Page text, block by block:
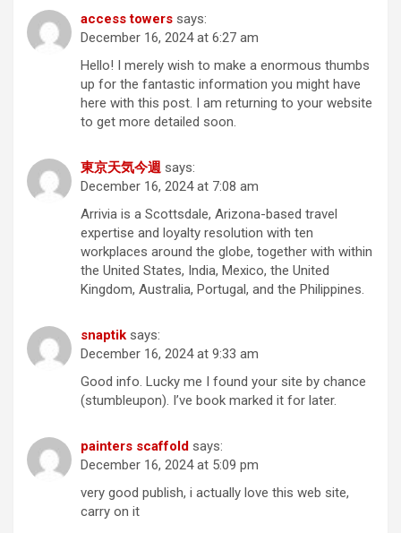
access towers says:
December 16, 2024 at 6:27 am
Hello! I merely wish to make a enormous thumbs
up for the fantastic information you might have
here with this post. I am returning to your website
to get more detailed soon.
東京天気今週 says:
December 16, 2024 at 7:08 am
Arrivia is a Scottsdale, Arizona-based travel
expertise and loyalty resolution with ten
workplaces around the globe, together with within
the United States, India, Mexico, the United
Kingdom, Australia, Portugal, and the Philippines.
snaptik says:
December 16, 2024 at 9:33 am
Good info. Lucky me I found your site by chance
(stumbleupon). I’ve book marked it for later.
painters scaffold says:
December 16, 2024 at 5:09 pm
very good publish, i actually love this web site,
carry on it